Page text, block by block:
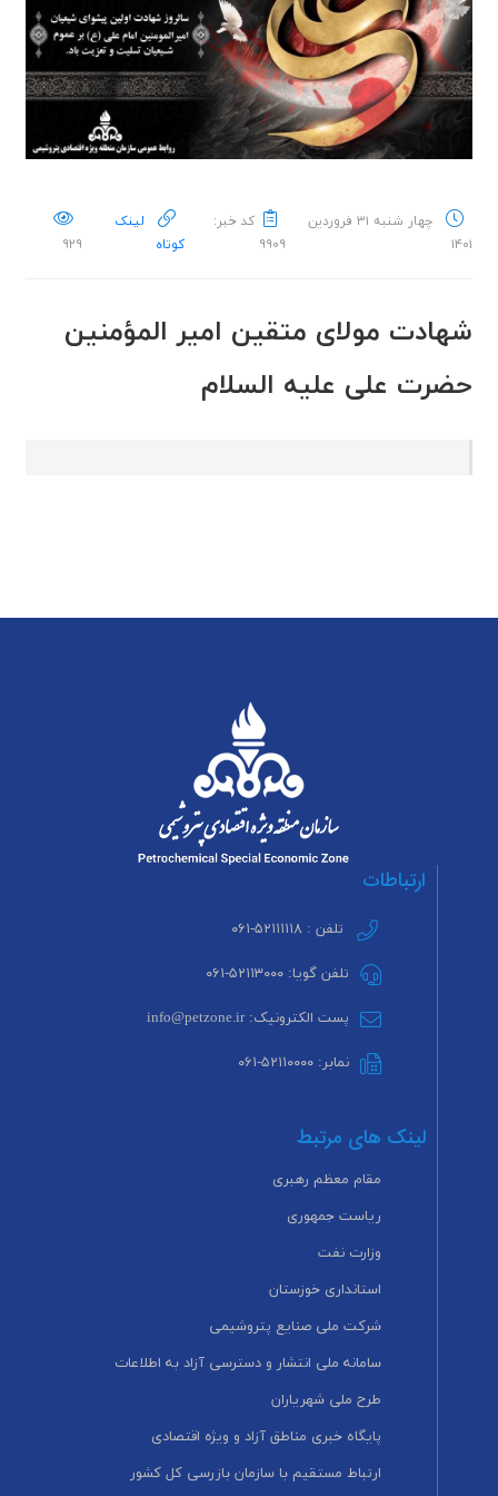
چهار شنبه ۳۱ فروردین
۱۴۰۱
کد خبر:
۹۹۰۹
لینک
کوتاه
۹۲۹
شهادت مولای متقین امیر المؤمنین
حضرت علی علیه السلام
ارتباطات
تلفن : ۵۲۱۱۱۱۱۸-۰۶۱
تلفن گویا: ۵۲۱۱۳۰۰۰-۰۶۱
پست الکترونیک: info@petzone.ir
نمابر: ۵۲۱۱۰۰۰۰-۰۶۱
لینک های مرتبط
مقام معظم رهبری
ریاست جمهوری
وزارت نفت
استانداری خوزستان
شرکت ملی صنایع پتروشیمی
سامانه ملی انتشار و دسترسی آزاد به اطلاعات
طرح ملی شهریاران
پایگاه خبری مناطق آزاد و ویژه اقتصادی
ارتباط مستقیم با سازمان بازرسی کل کشور